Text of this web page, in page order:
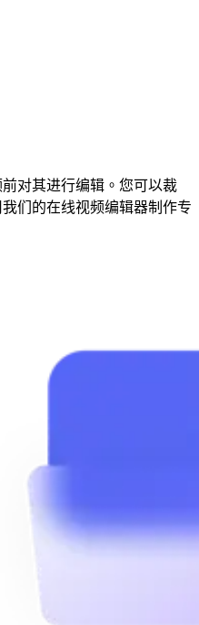
对其进行编辑。您可以裁
们的在线视频编辑器制作专